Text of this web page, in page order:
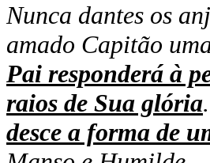
Nunca dantes os
amado Capitão
Pai responderá à
raios de Sua glória
desce a forma de